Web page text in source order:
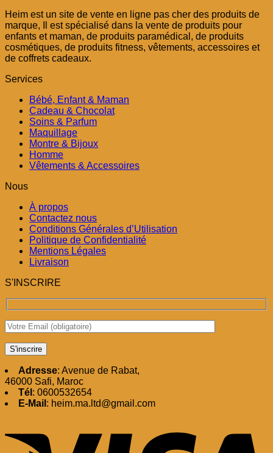
était :
د.م. 29,00.
est :
Heim est un site de vente en ligne pas cher des produits de
marque, Il est spécialisé dans la vente de produits pour
enfants et maman, de produits paramédical, de produits
cosmétiques, de produits fitness, vêtements, accessoires et
de coffrets cadeaux.
Services
Bébé, Enfant & Maman
Cadeau & Chocolat
Soins & Parfum
Maquillage
Montre & Bijoux
Homme
Vêtements & Accessoires
Nous
À propos
Contactez nous
Conditions Générales d’Utilisation
Politique de Confidentialité
Mentions Légales
Livraison
S'INSCRIRE
Adresse: Avenue de Rabat,
46000 Safi, Maroc
Tél : 0600532654
E-Mail : heim.ma.ltd@gmail.com